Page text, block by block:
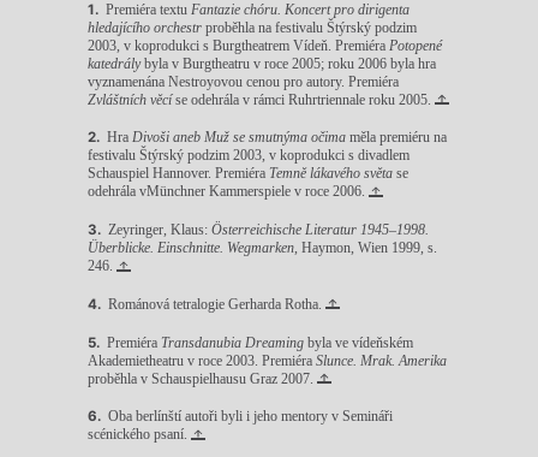
Premiéra textu Fantazie chóru. Koncert pro dirigenta
hledajícího orchestr proběhla na festivalu Štýrský podzim
2003, v koprodukci s Burgtheatrem Vídeň. Premiéra Potopené
katedrálybyla v Burgtheatru v roce 2005; roku 2006 byla hra
vyznamenána Nestroyovou cenou pro autory. Premiéra
Zvláštních věcíse odehrála v rámci Ruhrtriennale roku 2005.
HraDivoši aneb Muž se smutnýma očima měla premiéru na
festivalu Štýrský podzim 2003, v koprodukci s divadlem
Schauspiel Hannover. Premiéra Temně lákavého světa se
odehrála vMünchner Kammerspiele v roce 2006.
Zeyringer, Klaus:Österreichische Literatur 1945–1998.
Überblicke. Einschnitte. Wegmarken, Haymon, Wien 1999, s.
246.
Románová tetralogie Gerharda Rotha.
Premiéra Transdanubia Dreaming byla ve vídeňském
Akademietheatru v roce 2003. PremiéraSlunce. Mrak. Amerika
proběhla v Schauspielhausu Graz 2007.
Oba berlínští autoři byli i jeho mentory v Semináři
scénického psaní.